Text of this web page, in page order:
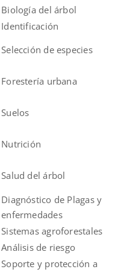
Biología del árbol
Identificación
Selección de especies
Forestería urbana
Suelos
Nutrición
Salud del árbol
Diagnóstico de Plagas y
enfermedades
Sistemas agroforestales
Análisis de riesgo
Soporte y protección a